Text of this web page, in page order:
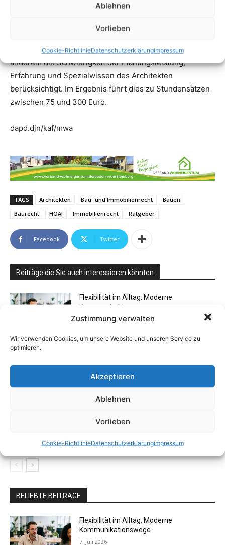
Ablehnen
Vorlieben
Cookie-RichtlinieDatenschutzerklärungimpressum